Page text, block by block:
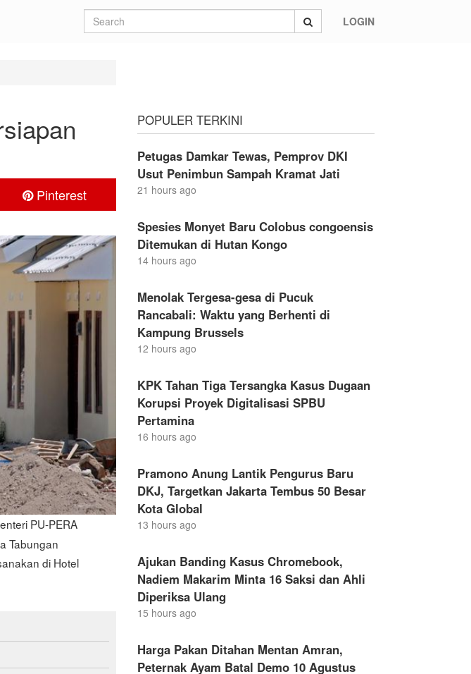
LOGIN
Pinterest
PU-PERA
Tabungan
di Hotel
POPULER TERKINI
Petugas Damkar Tewas, Pemprov DKI
Usut Penimbun Sampah Kramat Jati
21 hours ago
Spesies Monyet Baru Colobus congoensis
Ditemukan di Hutan Kongo
14 hours ago
Menolak Tergesa-gesa di Pucuk
Rancabali: Waktu yang Berhenti di
Kampung Brussels
12 hours ago
KPK Tahan Tiga Tersangka Kasus Dugaan
Korupsi Proyek Digitalisasi SPBU
Pertamina
16 hours ago
Pramono Anung Lantik Pengurus Baru
DKJ, Targetkan Jakarta Tembus 50 Besar
Kota Global
13 hours ago
Ajukan Banding Kasus Chromebook,
Nadiem Makarim Minta 16 Saksi dan Ahli
Diperiksa Ulang
15 hours ago
Harga Pakan Ditahan Mentan Amran,
Peternak Ayam Batal Demo 10 Agustus